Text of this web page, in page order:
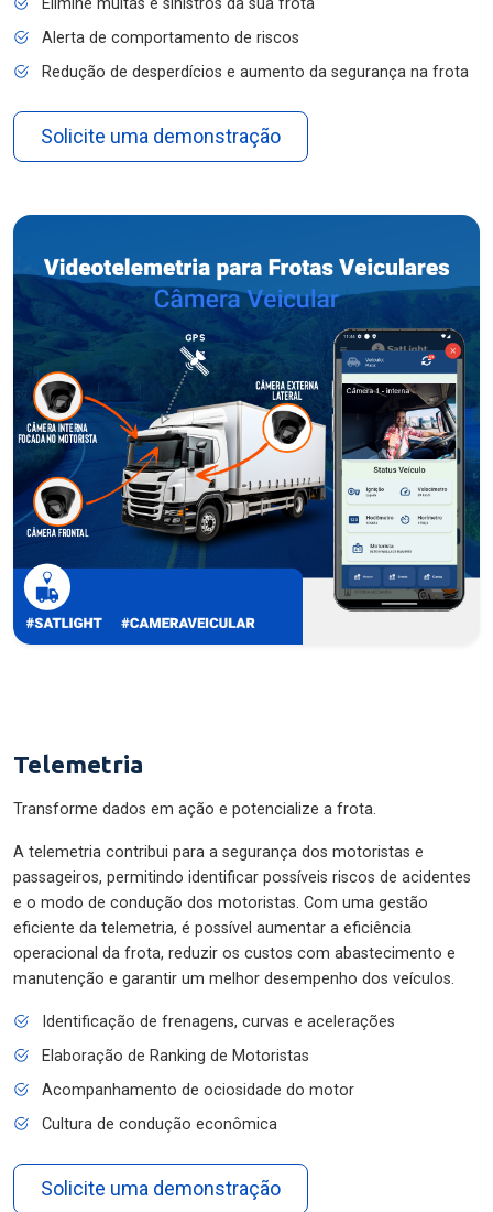
Elimine multas e sinistros da sua frota
Alerta de comportamento de riscos
Redução de desperdícios e aumento da segurança na frota
Solicite uma demonstração
Telemetria
Transforme dados em ação e potencialize a frota.
A telemetria contribui para a segurança dos motoristas e
passageiros, permitindo identificar possíveis riscos de acidentes
e o modo de condução dos motoristas. Com uma gestão
eficiente da telemetria, é possível aumentar a eficiência
operacional da frota, reduzir os custos com abastecimento e
manutenção e garantir um melhor desempenho dos veículos.
Identificação de frenagens, curvas e acelerações
Elaboração de Ranking de Motoristas
Acompanhamento de ociosidade do motor
Cultura de condução econômica
Solicite uma demonstração